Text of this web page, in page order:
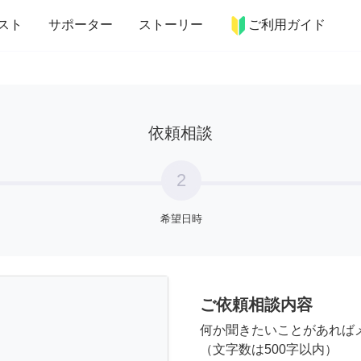
ト サポーター ストーリー ご利用ガイド
インテリア 趣味・習い事 ペット 料理
依頼相談
2
希望日時
ご依頼相談内容
何か聞きたいことがあれば
（文字数は500字以内）